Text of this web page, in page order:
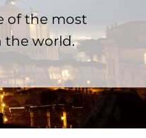
of the most
the world.